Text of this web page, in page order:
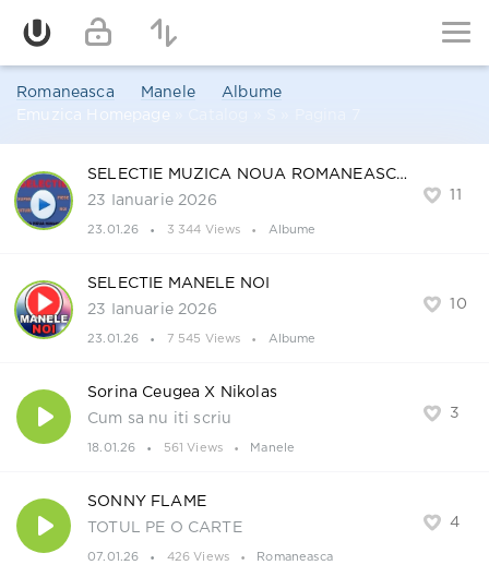
Romaneasca Manele
Albume
Emuzica Homepage
11
SELECTIE MUZICA NOUA ROMANEASCA
23 Ianuarie 2026
23.01.26 3 344 Views Albume
10
SELECTIE MANELE NOI
23 Ianuarie 2026
23.01.26 7 545 Views Albume
3
Sorina Ceugea X Nikolas
Cum sa nu iti scriu
18.01.26 561 Views Manele
4
SONNY FLAME
TOTUL PE O CARTE
07.01.26 426 Views Romaneasca